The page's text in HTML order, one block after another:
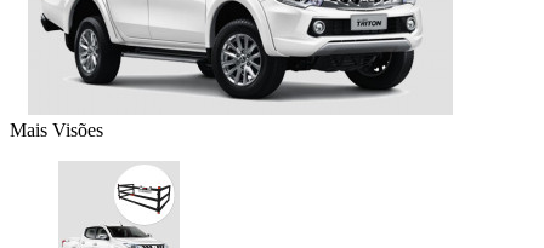
Mais Visões